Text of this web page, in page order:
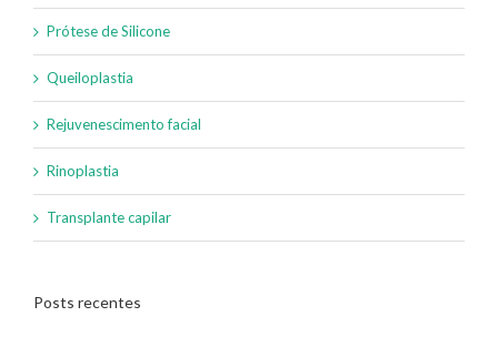
Prótese de Silicone
Queiloplastia
Rejuvenescimento facial
Rinoplastia
Transplante capilar
Posts recentes